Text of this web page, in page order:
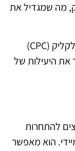
מה שמגדיל את
שימוש נכון בפילוח יכול גם להקטין עלויות לקליק (CPC)
היעילות של
להתחרות
הוא מאפשר